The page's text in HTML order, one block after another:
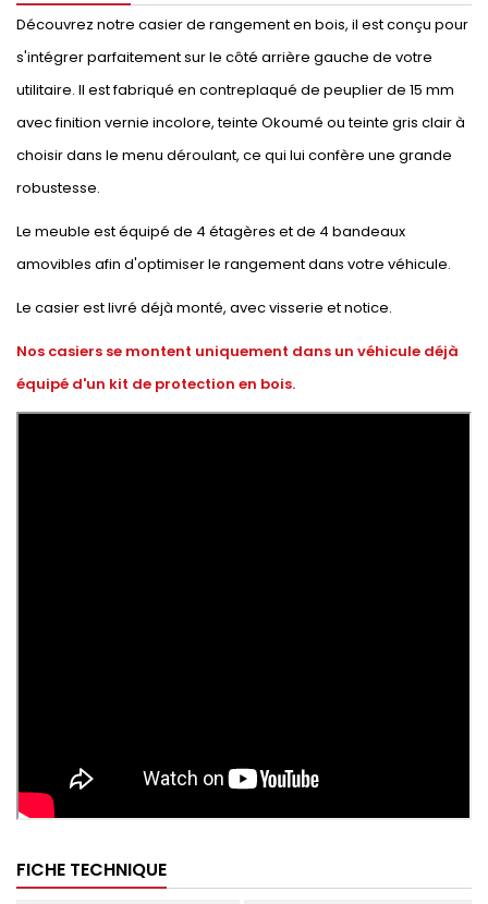
Découvrez notre casier de rangement en bois, il est conçu pour
s'intégrer parfaitement sur le côté arrière gauche de votre
utilitaire. Il est fabriqué en contreplaqué de peuplier de 15 mm
avec finition vernie incolore, teinte Okoumé ou teinte gris clair à
choisir dans le menu déroulant, ce qui lui confère une grande
robustesse.
Le meuble est équipé de 4 étagères et de 4 bandeaux
amovibles afin d'optimiser le rangement dans votre véhicule.
Le casier est livré déjà monté, avec visserie et notice.
Nos casiers se montent uniquement dans un véhicule déjà
équipé d'un kit de protection en bois.
FICHE TECHNIQUE